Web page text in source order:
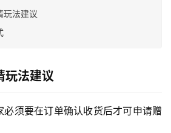
玩法建议
玩法建议
必须要在订单确认收货后才可申请赠